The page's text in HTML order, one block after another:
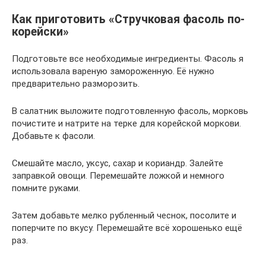
Как приготовить «Стручковая фасоль по-
корейски»
Подготовьте все необходимые ингредиенты. Фасоль я
использовала вареную замороженную. Её нужно
предварительно разморозить.
В салатник выложите подготовленную фасоль, морковь
почистите и натрите на терке для корейской моркови.
Добавьте к фасоли.
Смешайте масло, уксус, сахар и кориандр. Залейте
заправкой овощи. Перемешайте ложкой и немного
помните руками.
Затем добавьте мелко рубленный чеснок, посолите и
поперчите по вкусу. Перемешайте всё хорошенько ещё
раз.